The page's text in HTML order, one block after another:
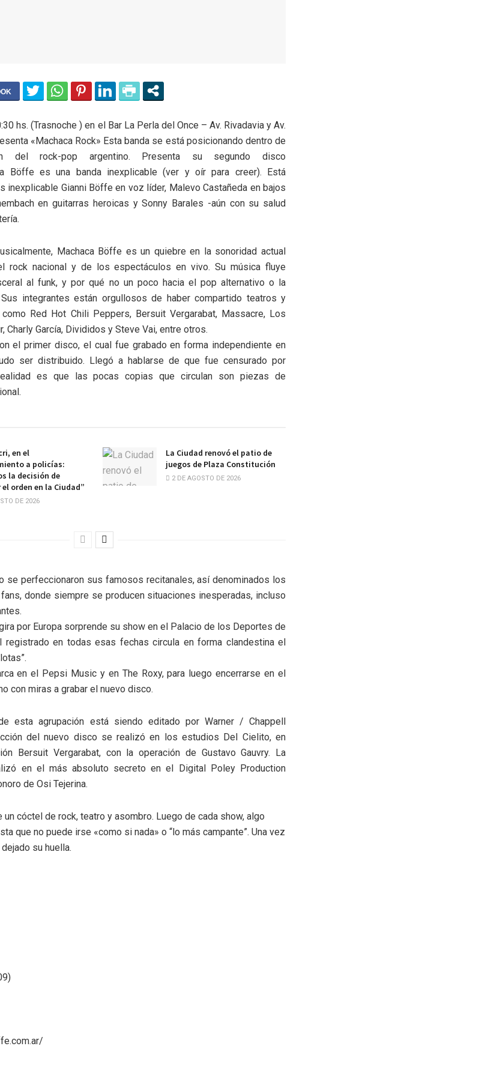
hs. (Trasnoche ) en el Bar La Perla del Once – Av. Rivadavia y Av.
«Machaca Rock» Esta banda se está posicionando dentro de
del rock-pop argentino. Presenta su segundo disco
Böffe es una banda inexplicable (ver y oír para creer). Está
inexplicable Gianni Böffe en voz líder, Malevo Castañeda en bajos
en guitarras heroicas y Sonny Barales -aún con su salud
Machaca Böffe es un quiebre en la sonoridad actual
rock nacional y de los espectáculos en vivo. Su música fluye
al funk, y por qué no un poco hacia el pop alternativo o la
Sus integrantes están orgullosos de haber compartido teatros y
Red Hot Chili Peppers, Bersuit Vergarabat, Massacre, Los
Charly García, Divididos y Steve Vai, entre otros.
el primer disco, el cual fue grabado en forma independiente en
ser distribuido. Llegó a hablarse de que fue censurado por
es que las pocas copias que circulan son piezas de
en el
a policías:
la decisión de
orden en la Ciudad”
DE 2026
La Ciudad renovó el patio de
juegos de Plaza Constitución
2 DE AGOSTO DE 2026
se perfeccionaron sus famosos recitanales, así denominados los
donde siempre se producen situaciones inesperadas, incluso
por Europa sorprende su show en el Palacio de los Deportes de
registrado en todas esas fechas circula en forma clandestina el
en el Pepsi Music y en The Roxy, para luego encerrarse en el
con miras a grabar el nuevo disco.
esta agrupación está siendo editado por Warner / Chappell
del nuevo disco se realizó en los estudios Del Cielito, en
Bersuit Vergarabat, con la operación de Gustavo Gauvry. La
en el más absoluto secreto en el Digital Poley Production
de Osi Tejerina.
cóctel de rock, teatro y asombro. Luego de cada show, algo
que no puede irse «como si nada» o “lo más campante”. Una vez
su huella.